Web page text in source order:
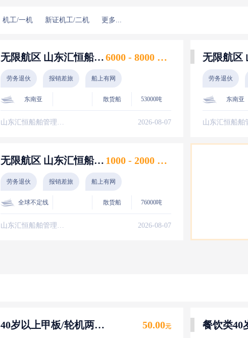
机工/一机 新证机工/二机 更多...
无限航区 山东汇恒船舶管理有限责任公司 大管轮 8月上船 6000 - 8000 美元
劳务退伙 报销差旅 船上有网
东南亚 散货船 53000吨
山东汇恒船舶管理有限责任公司 2026-08-07
劳务退伙
东南亚
无限航区 山东汇恒船舶管理有限责任公司 新证 普证 高证 水手 8月上船 1000 - 2000 美元
劳务退伙 报销差旅 船上有网
全球不定线 散货船 76000吨
山东汇恒船舶管理有限责任公司 2026-08-07
40岁以上甲板/轮机两年健康证体检（男女不限） 50.00元